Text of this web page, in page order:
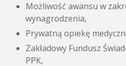
Możliwość awansu w
wynagrodzenia,
Prywatną opiekę
Zakładowy Fundusz
PPK,